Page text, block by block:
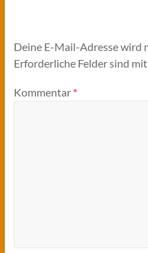
Deine E-Mail-Adresse wird
Erforderliche Felder sind mit
Kommentar *